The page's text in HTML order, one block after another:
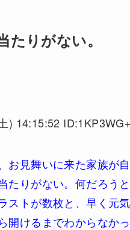
たりがない。
) 14:15:52
お見舞いに来た家族が
たりがない。何だろう
ストが数枚と、早く元
開けるまでわからなか